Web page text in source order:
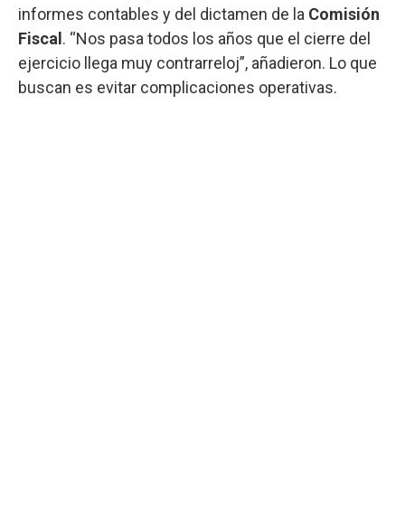
informes contables y del dictamen de la Comisión
Fiscal. “Nos pasa todos los años que el cierre del
ejercicio llega muy contrarreloj”, añadieron. Lo que
buscan es evitar complicaciones operativas.